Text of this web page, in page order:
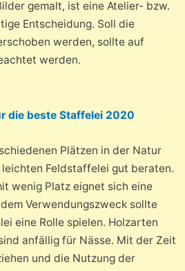
gemalt, ist eine Atelier- bzw.
Entscheidung. Soll die
werden, sollte auf
werden.
die beste Staffelei 2020
Plätzen in der Natur
Feldstaffelei gut beraten.
wenig Platz eignet sich eine
Verwendungszweck sollte
eine Rolle spielen. Holzarten
anfällig für Nässe. Mit der Zeit
und die Nutzung der